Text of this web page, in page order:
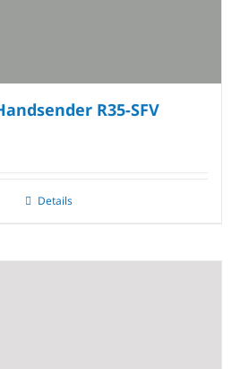
R35-SFV
Details